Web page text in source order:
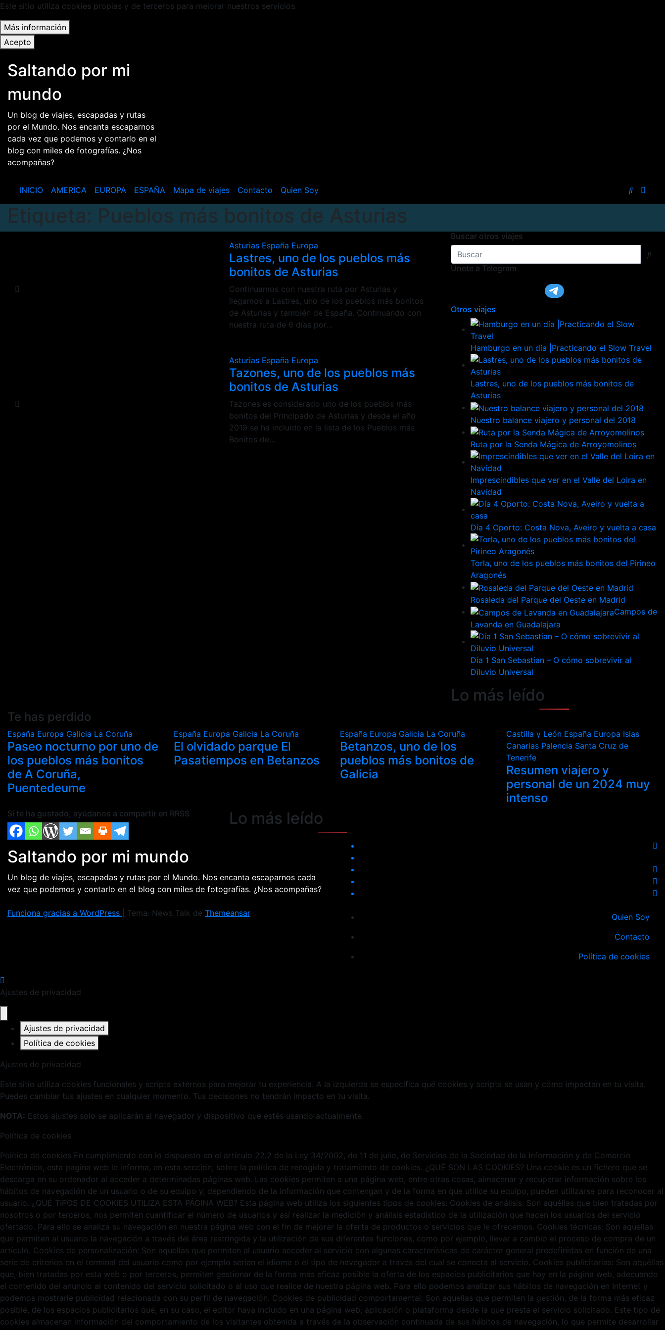
Este sitio utiliza cookies propias y de terceros para mejorar nuestros servicios.
Más información
Acepto
contenido
Saltando por mi
mundo
Un blog de viajes, escapadas y rutas
por el Mundo. Nos encanta escaparnos
cada vez que podemos y contarlo en el
blog con miles de fotografías. ¿Nos
acompañas?
INICIO AMERICA EUROPA ESPAÑA Mapa de viajes Contacto Quien Soy
Etiqueta: Pueblos más bonitos de Asturias
Asturias España Europa
Lastres, uno de los pueblos más
bonitos de Asturias
Continuamos con nuestra ruta por Asturias y
llegamos a Lastres, uno de los pueblos más bonitos
de Asturias y también de España. Continuando con
nuestra ruta de 6 días por…
Asturias España Europa
Tazones, uno de los pueblos más
bonitos de Asturias
Tazones es considerado uno de los pueblos más
bonitos del Principado de Asturias y desde el año
2019 se ha incluido en la lista de los Pueblos más
Bonitos de…
Buscar otros viajes
Únete a Telegram
Otros viajes
Hamburgo en un día |Practicando el Slow Travel
Lastres, uno de los pueblos más bonitos de
Asturias
Nuestro balance viajero y personal del 2018
Ruta por la Senda Mágica de Arroyomolinos
Imprescindibles que ver en el Valle del Loira en
Navidad
Día 4 Oporto: Costa Nova, Aveiro y vuelta a casa
Torla, uno de los pueblos más bonitos del Pirineo
Aragonés
Rosaleda del Parque del Oeste en Madrid
Campos de
Lavanda en Guadalajara
Día 1 San Sebastian – O cómo sobrevivir al
Diluvio Universal
Lo más leído
Te has perdido
España Europa Galicia La Coruña
Paseo nocturno por uno de
los pueblos más bonitos
de A Coruña,
Puentedeume
España Europa Galicia La Coruña
El olvidado parque El
Pasatiempos en Betanzos
España Europa Galicia La Coruña
Betanzos, uno de los
pueblos más bonitos de
Galicia
Castilla y León España Europa Islas
Canarias Palencia Santa Cruz de
Tenerife
Resumen viajero y
personal de un 2024 muy
intenso
Si te ha gustado, ayúdanos a compartir en RRSS Lo más leído
Saltando por mi mundo
Un blog de viajes, escapadas y rutas por el Mundo. Nos encanta escaparnos cada
vez que podemos y contarlo en el blog con miles de fotografías. ¿Nos acompañas?
Funciona gracias a WordPress Tema: News Talk de Themeansar
Quien Soy
Contacto
Política de cookies
Ajustes de privacidad
Ajustes de privacidad
Política de cookies
Ajustes de privacidad
Este sitio utiliza cookies funcionales y scripts externos para mejorar tu experiencia. A la izquierda se especifica qué cookies y scripts se usan y cómo impactan en tu visita.
Puedes cambiar tus ajustes en cualquier momento. Tus decisiones no tendrán impacto en tu visita.
NOTA: Estos ajustes solo se aplicarán al navegador y dispositivo que estés usando actualmente.
Política de cookies
Política de cookies En cumplimiento con lo dispuesto en el artículo 22.2 de la Ley 34/2002, de 11 de julio, de Servicios de la Sociedad de la Información y de Comercio
Electrónico, esta página web le informa, en esta sección, sobre la política de recogida y tratamiento de cookies. ¿QUÉ SON LAS COOKIES? Una cookie es un fichero que se
descarga en su ordenador al acceder a determinadas páginas web. Las cookies permiten a una página web, entre otras cosas, almacenar y recuperar información sobre los
hábitos de navegación de un usuario o de su equipo y, dependiendo de la información que contengan y de la forma en que utilice su equipo, pueden utilizarse para reconocer al
usuario. ¿QUÉ TIPOS DE COOKIES UTILIZA ESTA PÁGINA WEB? Esta página web utiliza los siguientes tipos de cookies: Cookies de análisis: Son aquéllas que bien tratadas por
nosotros o por terceros, nos permiten cuantificar el número de usuarios y así realizar la medición y análisis estadístico de la utilización que hacen los usuarios del servicio
ofertado. Para ello se analiza su navegación en nuestra página web con el fin de mejorar la oferta de productos o servicios que le ofrecemos. Cookies técnicas: Son aquellas
que permiten al usuario la navegación a través del área restringida y la utilización de sus diferentes funciones, como por ejemplo, llevar a cambio el proceso de compra de un
artículo. Cookies de personalización: Son aquellas que permiten al usuario acceder al servicio con algunas características de carácter general predefinidas en función de una
serie de criterios en el terminal del usuario como por ejemplo serian el idioma o el tipo de navegador a través del cual se conecta al servicio. Cookies publicitarias: Son aquéllas
que, bien tratadas por esta web o por terceros, permiten gestionar de la forma más eficaz posible la oferta de los espacios publicitarios que hay en la página web, adecuando
el contenido del anuncio al contenido del servicio solicitado o al uso que realice de nuestra página web. Para ello podemos analizar sus hábitos de navegación en Internet y
podemos mostrarle publicidad relacionada con su perfil de navegación. Cookies de publicidad comportamental: Son aquellas que permiten la gestión, de la forma más eficaz
posible, de los espacios publicitarios que, en su caso, el editor haya incluido en una página web, aplicación o plataforma desde la que presta el servicio solicitado. Este tipo de
cookies almacenan información del comportamiento de los visitantes obtenida a través de la observación continuada de sus hábitos de navegación, lo que permite desarrollar